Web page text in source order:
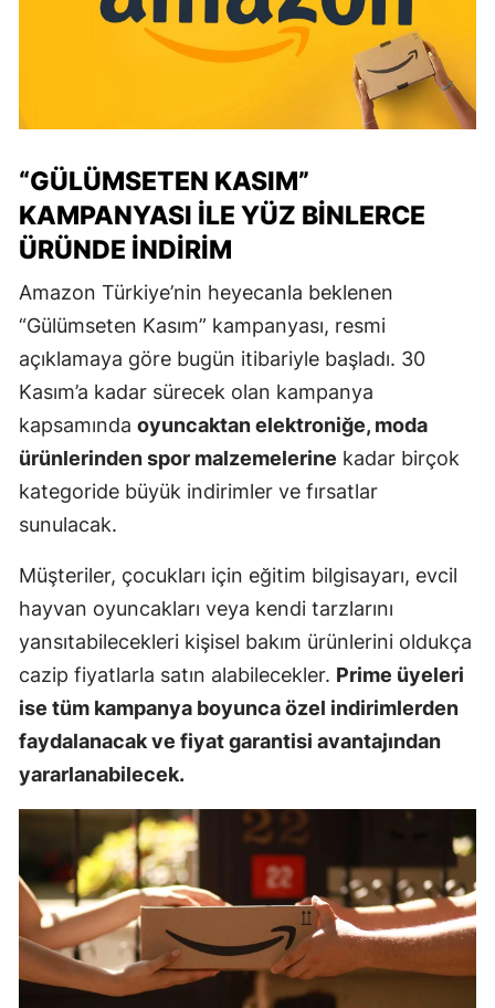
“GÜLÜMSETEN KASIM”
KAMPANYASI İLE YÜZ BINLERCE
ÜRÜNDE İNDIRIM
Amazon Türkiye’nin heyecanla beklenen
“Gülümseten Kasım” kampanyası, resmi
açıklamaya göre bugün itibariyle başladı. 30
Kasım’a kadar sürecek olan kampanya
kapsamında oyuncaktan elektroniğe, moda
ürünlerinden spor malzemelerine kadar birçok
kategoride büyük indirimler ve fırsatlar
sunulacak.
Müşteriler, çocukları için eğitim bilgisayarı, evcil
hayvan oyuncakları veya kendi tarzlarını
yansıtabilecekleri kişisel bakım ürünlerini oldukça
cazip fiyatlarla satın alabilecekler. Prime üyeleri
ise tüm kampanya boyunca özel indirimlerden
faydalanacak ve fiyat garantisi avantajından
yararlanabilecek.